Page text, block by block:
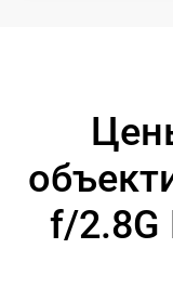
f/2.8G